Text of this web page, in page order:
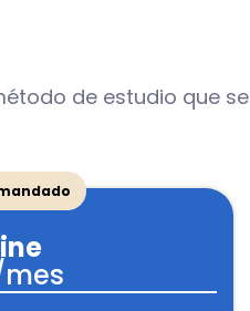
de estudio que se